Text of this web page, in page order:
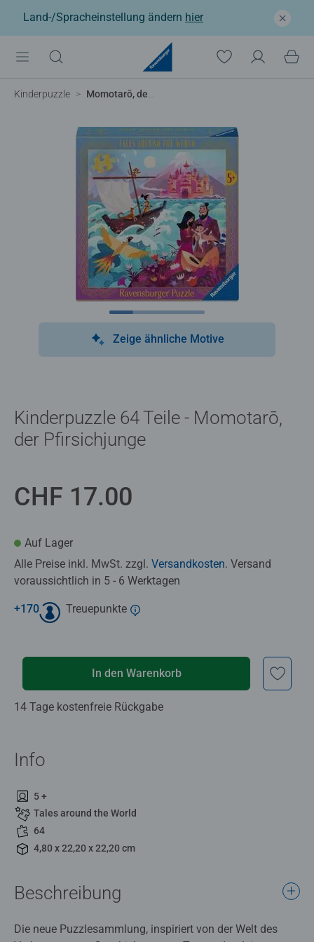
Land-/Spracheinstellung ändern hier
Kinderpuzzle Momotarō, der Pfirsichjunge
Zeige ähnliche Motive
Kinderpuzzle 64 Teile - Momotarō,
der Pfirsichjunge
CHF 17.00
Auf Lager
Alle Preise inkl. MwSt. zzgl. Versandkosten. Versand
voraussichtlich in 5 - 6 Werktagen
+170 Treuepunkte
In den Warenkorb
14 Tage kostenfreie Rückgabe
Info
5 +
Tales around the World
64
4,80 x 22,20 x 22,20 cm
Beschreibung
Die neue Puzzlesammlung, inspiriert von der Welt des